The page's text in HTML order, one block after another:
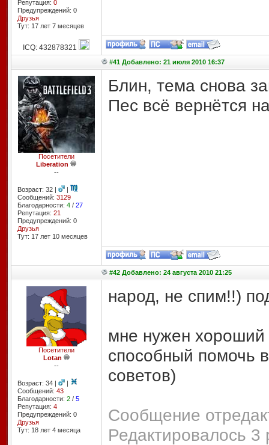
Репутация: 0
Предупреждений: 0
Друзья
Тут: 17 лет 7 месяцев
ICQ: 432878321
#41 Добавлено: 21 июля 2010 16:37
Посетители
Liberation
--
Возраст: 32 |
|
Сообщений: 3129
Благодарности: 4/ 27
Репутация: 21
Предупреждений: 0
Друзья
Тут: 17 лет 10 месяцев
Блин, тема снова
Пес всё вернётся
#42 Добавлено: 24 августа 2010 21:25
Посетители
Lotan
--
Возраст: 34 |
|
Сообщений: 43
Благодарности: 2/ 5
Репутация: 4
Предупреждений: 0
Друзья
Тут: 18 лет 4 месяцa
народ, не спим!!)
мне нужен хороший
способный помочь
советов)
Сообщение
Редактировалось 3